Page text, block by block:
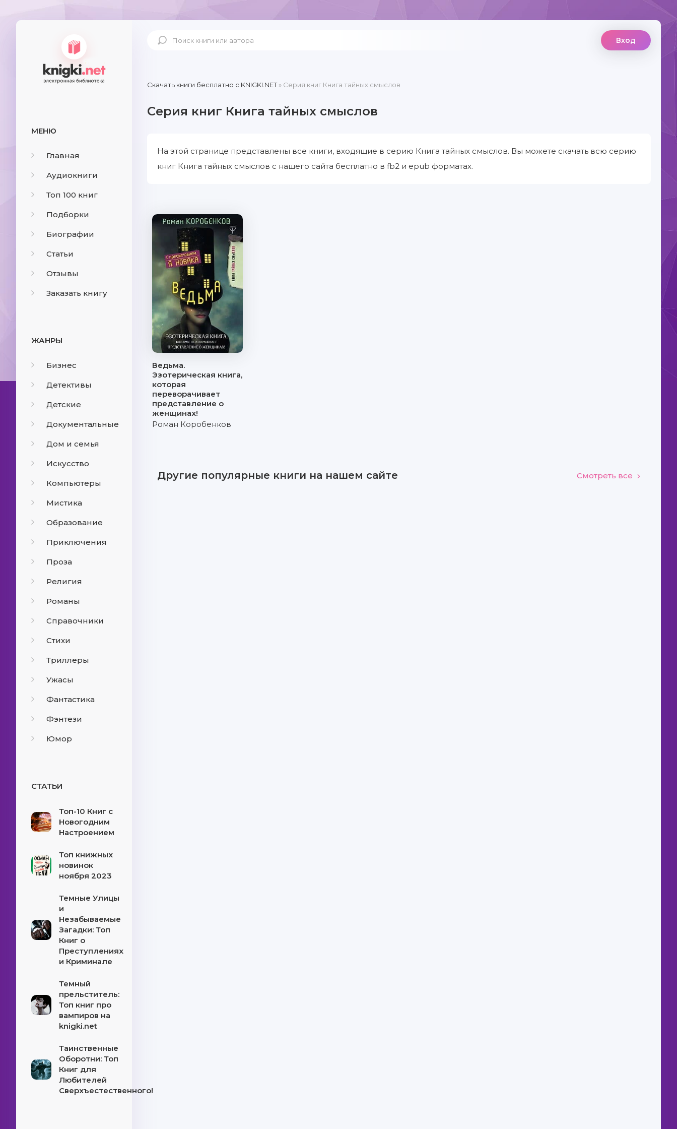
МЕНЮ
Главная
Аудиокниги
Топ 100 книг
Подборки
Биографии
Статьи
Отзывы
Заказать книгу
ЖАНРЫ
Бизнес
Детективы
Детские
Документальные
Дом и семья
Искусство
Компьютеры
Мистика
Образование
Приключения
Проза
Религия
Романы
Справочники
Стихи
Триллеры
Ужасы
Фантастика
Фэнтези
Юмор
СТАТЬИ
Топ-10 Книг с
Новогодним
Настроением
Топ книжных
новинок
ноября 2023
Темные Улицы
и
Незабываемые
Загадки: Топ
Книг о
Преступлениях
и Криминале
Темный
прельститель:
Топ книг про
вампиров на
knigki.net
Таинственные
Оборотни: Топ
Книг для
Любителей
Сверхъестественного!
Вход
Скачать книги бесплатно c KNIGKI.NET» Серия книг Книга тайных смыслов
Серия книг Книга тайных смыслов
На этой странице представлены все книги, входящие в серию Книга тайных смыслов. Вы можете скачать всю серию
книг Книга тайных смыслов с нашего сайта бесплатно в fb2 и epub форматах.
Ведьма.
Эзотерическая книга,
которая
переворачивает
представление о
женщинах!
Роман Коробенков
Другие популярные книги на нашем сайте Смотреть все